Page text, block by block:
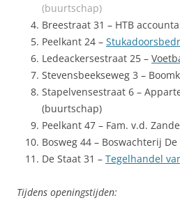
(buurtschap)
Breestraat 31 – HTB
Peelkant 24 –
Ledeackersestraat 25 –
Stevensbeekseweg 3 –
Stapelvensestraat 6 –
(buurtschap)
Peelkant 47 – Fam. v.d.
Bosweg 44 – Boswachterij
De Staat 31 – Tegelhandel
Tijdens openingstijden: